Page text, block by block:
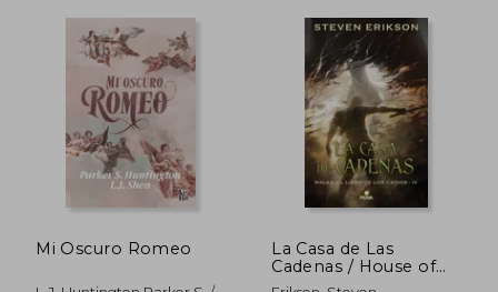
dcto. $ 1.311
50%
dcto.
Mi Oscuro Romeo
La Casa de Las
Cadenas / House of
Chains